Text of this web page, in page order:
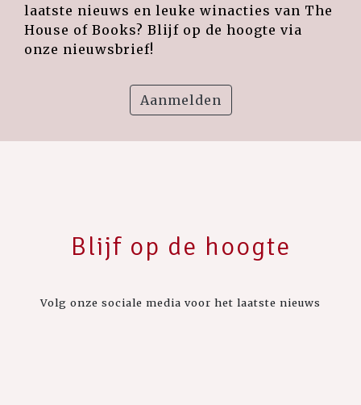
laatste nieuws en leuke winacties van The
House of Books? Blijf op de hoogte via
onze nieuwsbrief!
Aanmelden
Blijf op de hoogte
Volg onze sociale media voor het laatste nieuws